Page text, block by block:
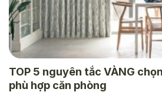
TOP 5 nguyên tắc VÀNG
phù hợp căn phòng